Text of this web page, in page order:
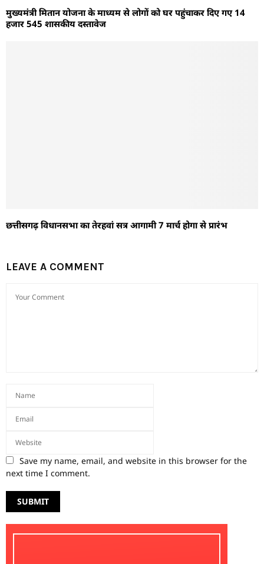
मुख्यमंत्री मितान योजना के माध्यम से लोगों को घर पहुंचाकर दिए गए 14
हजार 545 शासकीय दस्तावेज
छत्तीसगढ़ विधानसभा का तेरहवां सत्र आगामी 7 मार्च होगा से प्रारंभ
LEAVE A COMMENT
Save my name, email, and website in this browser for the
next time I comment.